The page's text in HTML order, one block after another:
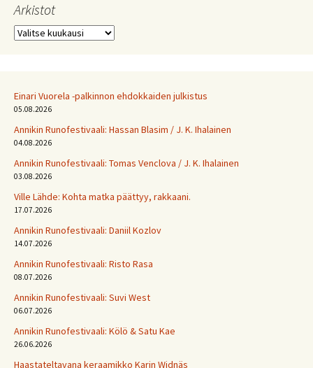
Arkistot
Arkistot
Einari Vuorela -palkinnon ehdokkaiden julkistus
05.08.2026
Annikin Runofestivaali: Has­san Bla­sim / J. K. Ihalainen
04.08.2026
Annikin Runofestivaali: Tomas Venclova / J. K. Ihalainen
03.08.2026
Ville Lähde: Kohta matka päättyy, rakkaani.
17.07.2026
Annikin Runofestivaali: Daniil Kozlov
14.07.2026
Annikin Runofestivaali: Risto Rasa
08.07.2026
Annikin Runofestivaali: Suvi West
06.07.2026
Annikin Runofestivaali: Kölö & Satu Kae
26.06.2026
Haastateltavana keraamikko Karin Widnäs